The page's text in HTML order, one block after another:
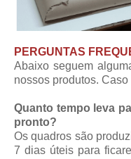
PERGUNTAS
Abaixo seguem
nossos produtos.
Quanto tempo leva
pronto?
Os quadros são
7 dias úteis para